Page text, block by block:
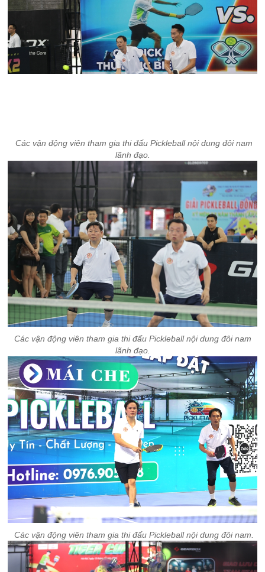
Các vận động viên tham gia thi đấu Pickleball nội dung đôi nam
lãnh đạo.
Các vận động viên tham gia thi đấu Pickleball nội dung đôi nam
lãnh đạo.
Các vận động viên tham gia thi đấu Pickleball nội dung đôi nam.